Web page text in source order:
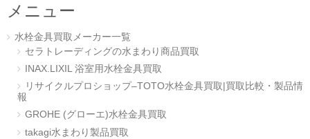
メニュー
水栓金具買取メーカー一覧
セラトレーディングの水まわり商品買取
INAX.LIXIL 浴室用水栓金具買取
リサイクルプロショップ–TOTO水栓金具買取|買取比較・製品情
報
GROHE (グローエ)水栓金具買取
takagi水まわり製品買取